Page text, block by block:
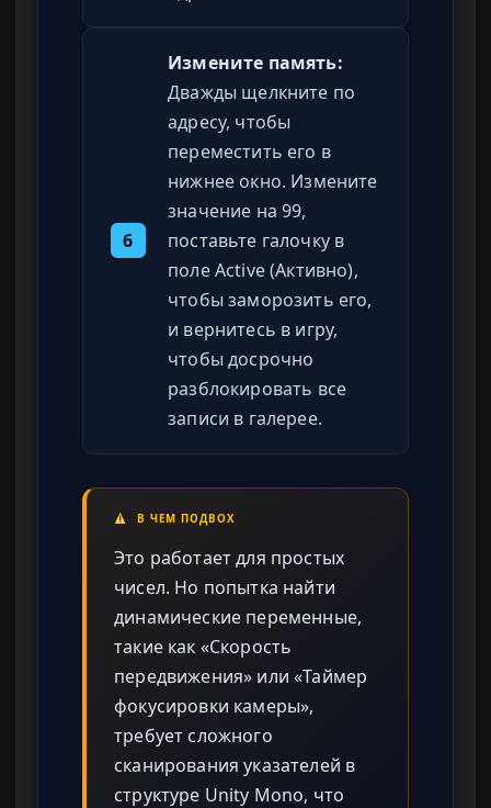
6
Измените память:
Дважды щелкните по
адресу, чтобы
переместить его в
нижнее окно. Измените
значение на 99,
поставьте галочку в
поле Active (Активно),
чтобы заморозить его,
и вернитесь в игру,
чтобы досрочно
разблокировать все
записи в галерее.
В ЧЕМ ПОДВОХ
Это работает для простых
чисел. Но попытка найти
динамические переменные,
такие как «Скорость
передвижения» или «Таймер
фокусировки камеры»,
требует сложного
сканирования указателей в
структуре Unity Mono, что